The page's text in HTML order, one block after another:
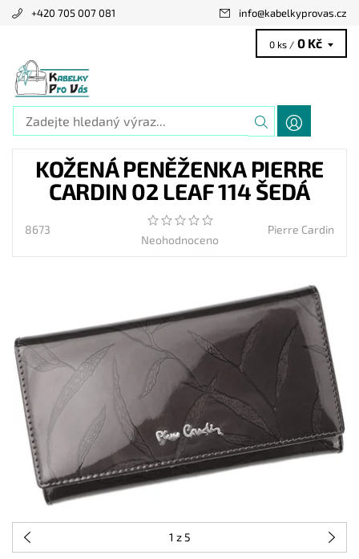
+420 705 007 081 info@kabelkyprovas.cz
0 ks / 0 Kč
KOŽENÁ PENĚŽENKA PIERRE
CARDIN 02 LEAF 114 ŠEDÁ
8673
Neohodnoceno
Pierre Cardin
1 z 5